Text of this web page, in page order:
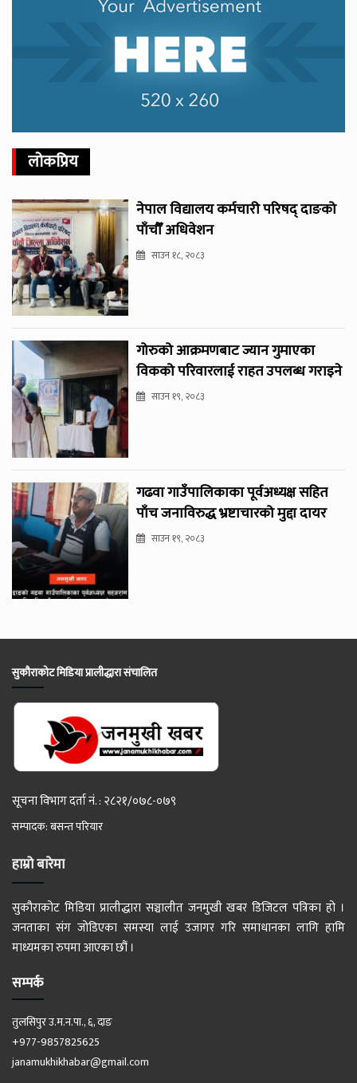
लोकप्रिय
नेपाल विद्यालय कर्मचारी परिषद् दाङको
पाँचौँ अधिवेशन
साउन १८, २०८३
गोरुको आक्रमणबाट ज्यान गुमाएका
विकको परिवारलाई राहत उपलब्ध गराइने
साउन १९, २०८३
गढवा गाउँपालिकाका पूर्वअध्यक्ष सहित
पाँच जनाविरुद्ध भ्रष्टाचारको मुद्दा दायर
साउन १९, २०८३
सुकौराकोट मिडिया प्रालीद्धारा संचालित
सूचना विभाग दर्ता नं. : २८२१/०७८-०७९
सम्पादक: बसन्त परियार
हाम्रो बारेमा
सुकौराकोट मिडिया प्रालीद्धारा सञ्चालीत जनमुखी खबर डिजिटल पत्रिका हो ।
जनताका संग जोडिएका समस्या लाई उजागर गरि समाधानका लागि हामि
माध्यमका रुपमा आएका छौं ।
सम्पर्क
तुलसिपुर उ.म.न.पा., ६, दाङ
+977-9857825625
janamukhikhabar@gmail.com